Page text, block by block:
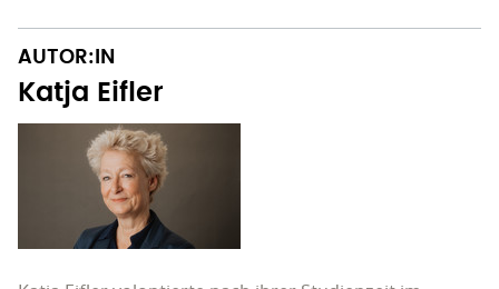
AUTOR:IN
Katja Eifler